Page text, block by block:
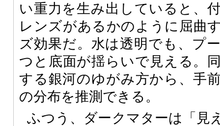
い重力を生み出していると、
レンズがあるかのように屈曲
ズ効果だ。水は透明でも、プ
つと底面が揺らいで見える。
する銀河のゆがみ方から、手
の分布を推測できる。
ふつう、ダークマターは「見